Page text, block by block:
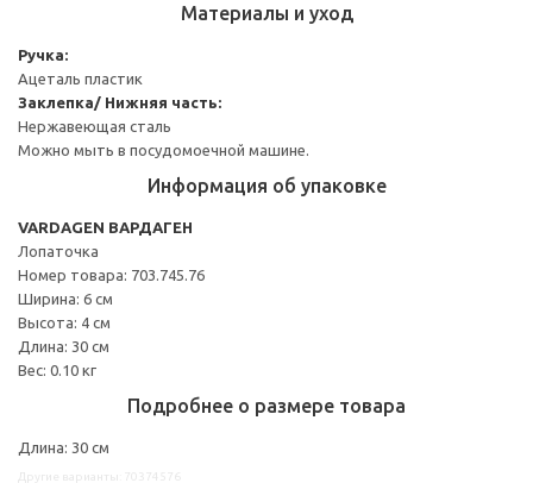
Материалы и уход
Ручка:
Ацеталь пластик
Заклепка/ Нижняя часть:
Нержавеющая сталь
Можно мыть в посудомоечной машине.
Информация об упаковке
VARDAGEN ВАРДАГЕН
Лопаточка
Номер товара: 703.745.76
Ширина: 6 см
Высота: 4 см
Длина: 30 см
Вес: 0.10 кг
Подробнее о размере товара
Длина: 30 см